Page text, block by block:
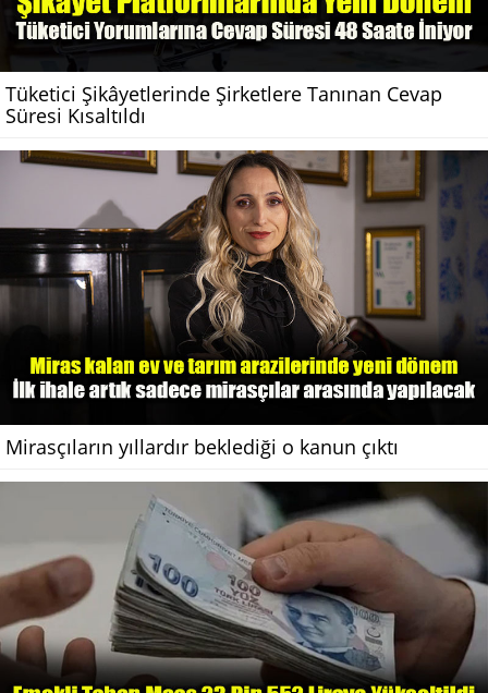
Tüketici Şikâyetlerinde Şirketlere Tanınan Cevap
Süresi Kısaltıldı
Mirasçıların yıllardır beklediği o kanun çıktı